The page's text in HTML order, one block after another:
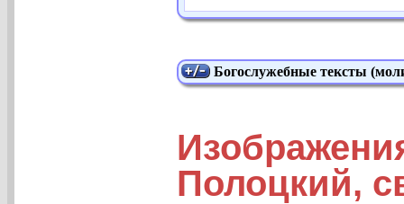
Богослужебные тексты
Полоцкий,